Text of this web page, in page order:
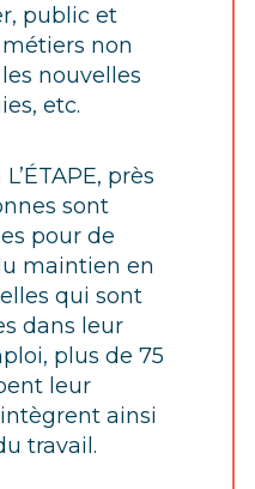
public et
non
nouvelles
etc.
près
sont
pour de
maintien en
qui sont
dans leur
plus de 75
leur
ainsi
travail.